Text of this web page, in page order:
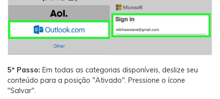
5º Passo: Em todas as categorias disponíveis, deslize seu
conteúdo para a posição "Ativado". Pressione o ícone
"Salvar".